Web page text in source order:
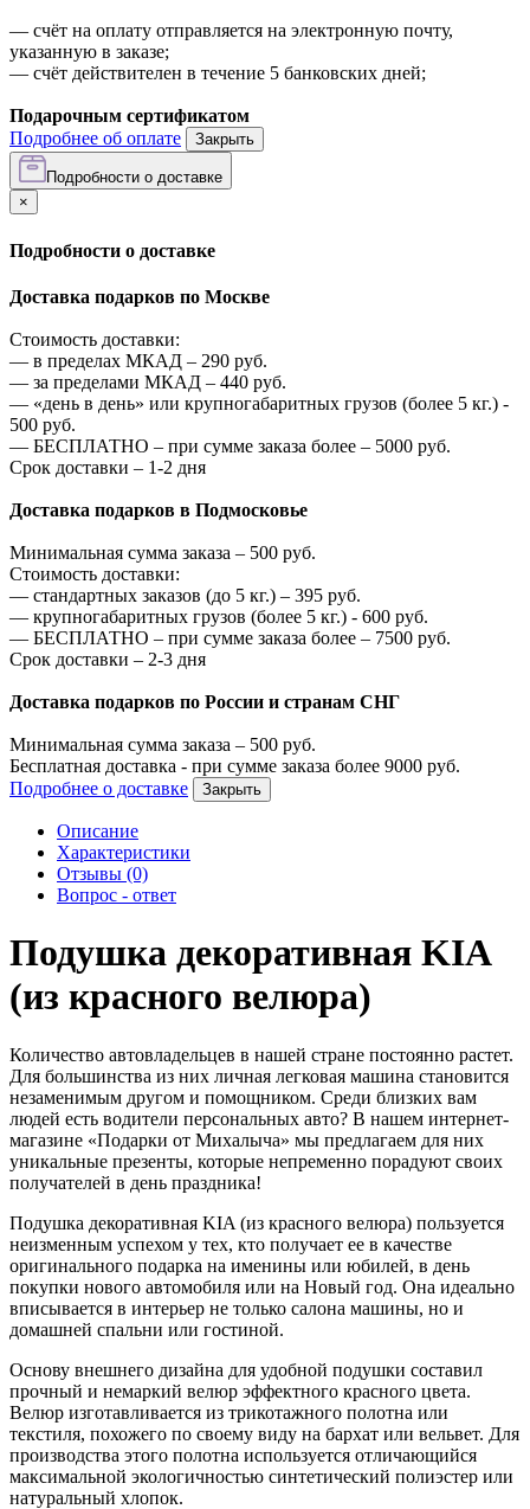
— счёт на оплату отправляется на электронную почту,
указанную в заказе;
— счёт действителен в течение 5 банковских дней;
Подарочным сертификатом
Подробнее об оплате
Закрыть
Подробности о доставке
×
Подробности о доставке
Доставка подарков по Москве
Стоимость доставки:
— в пределах МКАД – 290 руб.
— за пределами МКАД – 440 руб.
— «день в день» или крупногабаритных грузов (более 5 кг.) -
500 руб.
— БЕСПЛАТНО – при сумме заказа более – 5000 руб.
Срок доставки – 1-2 дня
Доставка подарков в Подмосковье
Минимальная сумма заказа – 500 руб.
Стоимость доставки:
— стандартных заказов (до 5 кг.) – 395 руб.
— крупногабаритных грузов (более 5 кг.) - 600 руб.
— БЕСПЛАТНО – при сумме заказа более – 7500 руб.
Срок доставки – 2-3 дня
Доставка подарков по России и странам СНГ
Минимальная сумма заказа – 500 руб.
Бесплатная доставка - при сумме заказа более 9000 руб.
Подробнее о доставке
Закрыть
Описание
Характеристики
Отзывы (0)
Вопрос - ответ
Подушка декоративная KIA
(из красного велюра)
Количество автовладельцев в нашей стране постоянно растет.
Для большинства из них личная легковая машина становится
незаменимым другом и помощником. Среди близких вам
людей есть водители персональных авто? В нашем интернет-
магазине «Подарки от Михалыча» мы предлагаем для них
уникальные презенты, которые непременно порадуют своих
получателей в день праздника!
Подушка декоративная KIA (из красного велюра) пользуется
неизменным успехом у тех, кто получает ее в качестве
оригинального подарка на именины или юбилей, в день
покупки нового автомобиля или на Новый год. Она идеально
вписывается в интерьер не только салона машины, но и
домашней спальни или гостиной.
Основу внешнего дизайна для удобной подушки составил
прочный и немаркий велюр эффектного красного цвета.
Велюр изготавливается из трикотажного полотна или
текстиля, похожего по своему виду на бархат или вельвет. Для
производства этого полотна используется отличающийся
максимальной экологичностью синтетический полиэстер или
натуральный хлопок.